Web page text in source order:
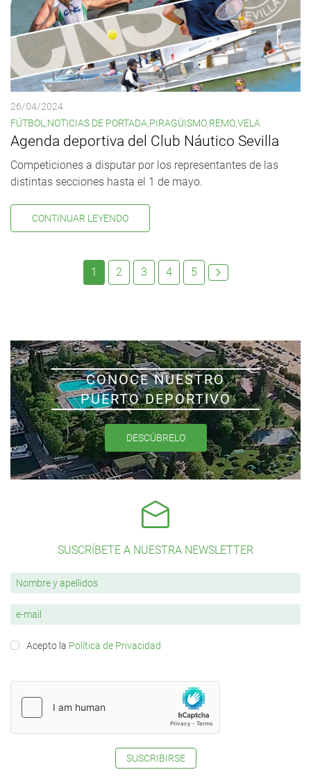
26/04/2024
FÚTBOL,NOTICIAS DE PORTADA,PIRAGÜISMO,REMO,VELA
Agenda deportiva del Club Náutico Sevilla
Competiciones a disputar por los representantes de las
distintas secciones hasta el 1 de mayo.
CONTINUAR LEYENDO
1 2 3 4 5
CONOCE NUESTRO
PUERTO DEPORTIVO
DESCÚBRELO
SUSCRÍBETE A NUESTRA NEWSLETTER
Acepto la Política de Privacidad
SUSCRIBIRSE